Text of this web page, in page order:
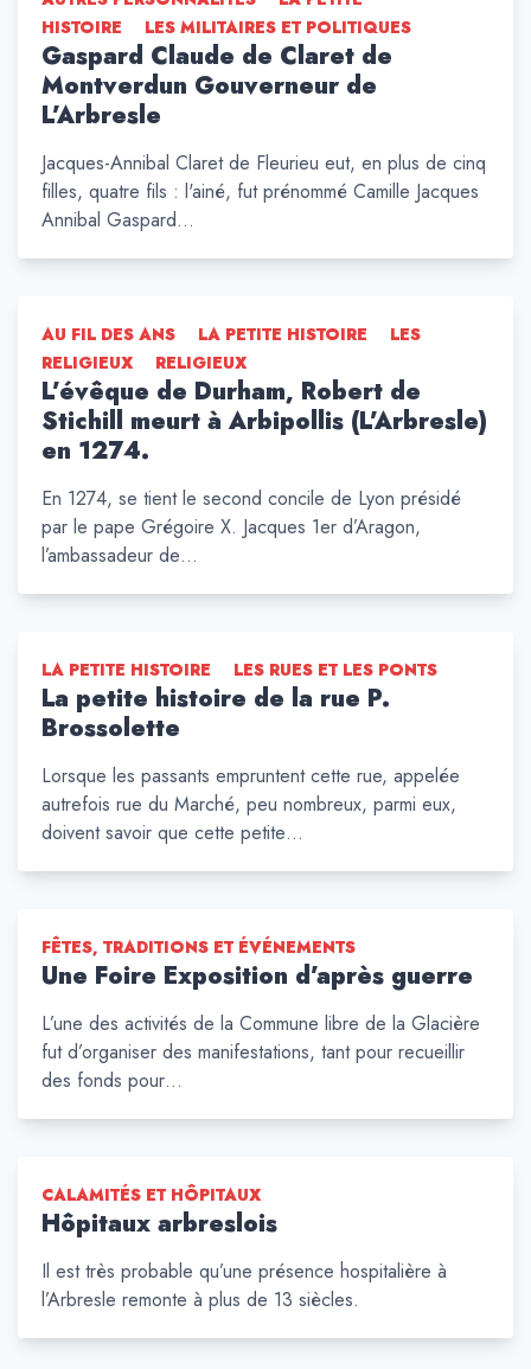
HISTOIRE
LES MILITAIRES ET POLITIQUES
Gaspard Claude de Claret de
Montverdun Gouverneur de
L’Arbresle
Jacques-Annibal Claret de Fleurieu eut, en plus de cinq
filles, quatre fils : l'ainé, fut prénommé Camille Jacques
Annibal Gaspard…
AU FIL DES ANS LA PETITE HISTOIRE
LES
RELIGIEUX
RELIGIEUX
L’évêque de Durham, Robert de
Stichill meurt à Arbipollis (L’Arbresle)
en 1274.
En 1274, se tient le second concile de Lyon présidé
par le pape Grégoire X. Jacques 1er d’Aragon,
l’ambassadeur de…
LA PETITE HISTOIRE LES RUES ET LES PONTS
La petite histoire de la rue P.
Brossolette
Lorsque les passants empruntent cette rue, appelée
autrefois rue du Marché, peu nombreux, parmi eux,
doivent savoir que cette petite…
FÊTES, TRADITIONS ET ÉVÉNEMENTS
Une Foire Exposition d’après guerre
L’une des activités de la Commune libre de la Glacière
fut d’organiser des manifestations, tant pour recueillir
des fonds pour…
CALAMITÉS ET HÔPITAUX
Hôpitaux arbreslois
Il est très probable qu’une présence hospitalière à
l’Arbresle remonte à plus de 13 siècles.